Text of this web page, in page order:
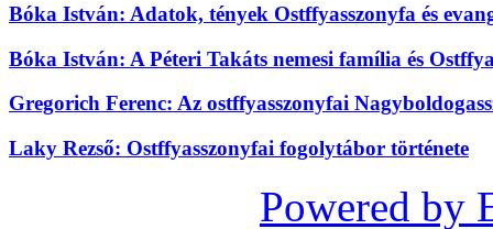
Bóka István: Adatok, tények Ostffyasszonyfa és
Bóka István: A Péteri Takáts nemesi família és
Gregorich Ferenc: Az ostffyasszonyfai
Laky Rezső: Ostffyasszonyfai fogolytábor története
Powered by